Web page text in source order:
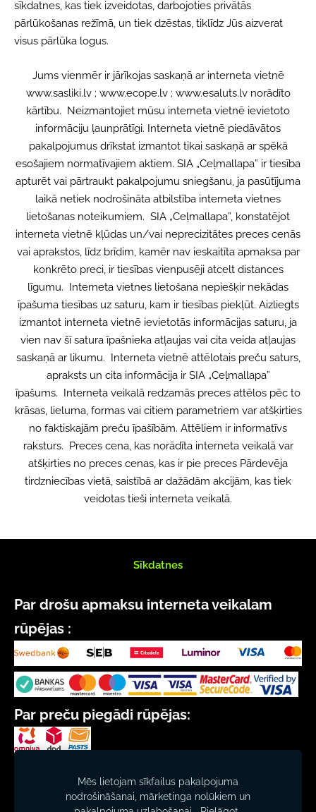
sīkdatnes, kas tiek izveidotas, darbojoties privātās
pārlūkošanas režīmā, un tiek dzēstas, tiklīdz Jūs aizverat
visus pārlūka logus.
Jums vienmēr ir jārīkojas saskaņā ar interneta vietnē
www.sasliki.lv ; www.ecope.lv ; www.esaluts.lv norādīto
kārtību. Neizmantojiet mūsu interneta vietnē ievietoto
informāciju ļaunprātīgi. Interneta vietnē piedāvātos
pakalpojumus drīkstat izmantot tikai saskaņā ar spēkā
esošajiem normatīvajiem aktiem. SIA „Ceļmallapa” ir tiesība
apturēt vai pārtraukt pakalpojumu sniegšanu, ja pasūtījuma
laikā netiek nodrošināta atbilstība interneta vietnes
lietošanas noteikumiem. SIA „Ceļmallapa”, konstatējot
interneta vietnē kļūdas un/vai neprecizitātes preces cenās
vai aprakstos, līdz brīdim, kamēr nav ieskaitīta apmaksa par
konkrēto preci, ir tiesības vienpusēji atcelt distances
līgumu. Interneta vietnes lietošana nepiešķir nekādas
īpašuma tiesības uz saturu, kam ir tiesības piekļūt. Aizliegts
izmantot interneta vietnē ievietotās informācijas saturu, ja
vien nav šī satura īpašnieka atļaujas vai cita veida atļaujas
saskaņā ar likumu. Interneta vietnē attēlotais preču saturs,
apraksts un cita informācija ir SIA „Ceļmallapa”
īpašums. Interneta veikalā redzamās preces attēlos pēc to
krāsas, lieluma, formas vai citiem parametriem var atšķirties
no faktiskajām preču īpašībām. Attēliem ir informatīvs
raksturs. Preces cena, kas norādīta interneta veikalā var
atšķirties no preces cenas, kas ir pie preces Pārdevēja
tirdzniecības vietā, saistībā ar dažādām akcijām, kas tiek
veidotas tieši interneta veikalā.
Sīkdatnes
Par drošu apmaksu interneta veikalam
rūpējas :
Par preču piegādi rūpējas:
Reģ. nr. 40103011290
Beberbeķu iela 58, Rīga, LV-1029
Mēs lietojam sīkfailus pakalpojuma
nodrošināšanai, mārketinga nolūkiem un